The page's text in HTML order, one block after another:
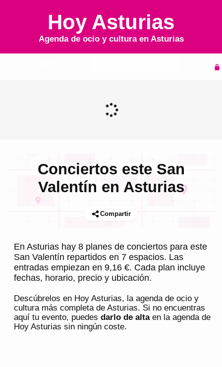
Hoy Asturias
Agenda de ocio y cultura en Asturias
Conciertos este San
Valentín en Asturias
Compartir
En Asturias hay 8 planes de conciertos para este
San Valentín repartidos en 7 espacios. Las
entradas empiezan en 9,16 €. Cada plan incluye
fechas, horario, precio y ubicación.
Descúbrelos en Hoy Asturias, la agenda de ocio y
cultura más completa de Asturias. Si no encuentras
aquí tu evento, puedes darlo de altaen la agenda de
Hoy Asturias sin ningún coste.